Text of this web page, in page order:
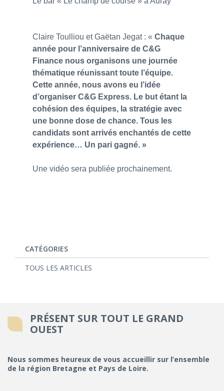
Claire Toulliou et Gaëtan Jegat : « Chaque
année pour l’anniversaire de C&G
Finance nous organisons une journée
thématique réunissant toute l’équipe.
Cette année, nous avons eu l’idée
d’organiser C&G Express. Le but étant la
cohésion des équipes, la stratégie avec
une bonne dose de chance. Tous les
candidats sont arrivés enchantés de cette
expérience… Un pari gagné. »
Une vidéo sera publiée prochainement.
CATÉGORIES
TOUS LES ARTICLES
PRÉSENT SUR TOUT LE GRAND
OUEST
Nous sommes heureux de vous accueillir sur l’ensemble
de la région Bretagne et Pays de Loire.